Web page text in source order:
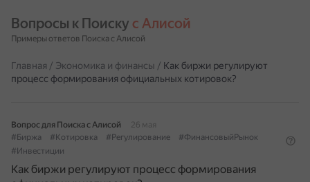
Вопросы к Поиску с Алисой
Примеры ответов Поиска с Алисой
Главная / Экономика и финансы / Как биржи регулируют
процесс формирования официальных котировок?
Вопрос для Поиска с Алисой
26 мая
#Биржа
#Котировка #Регулирование
#ФинансовыйРынок
#Инвестиции
Как биржи регулируют процесс формирования